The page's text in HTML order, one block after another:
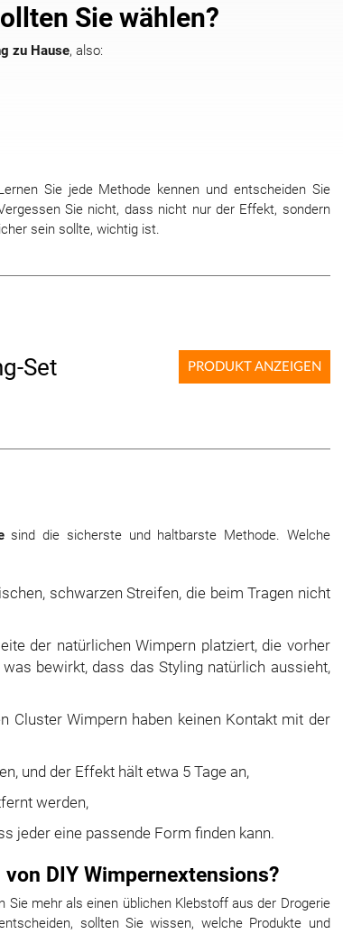
Sie wählen?
zu Hause, also:
Sie jede Methode kennen und entscheiden Sie
Sie nicht, dass nicht nur der Effekt, sondern
sein sollte, wichtig ist.
Set
PRODUKT ANZEIGEN
sind die sicherste und haltbarste Methode. Welche
schwarzen Streifen, die beim Tragen nicht
der natürlichen Wimpern platziert, die vorher
bewirkt, dass das Styling natürlich aussieht,
Cluster Wimpern haben keinen Kontakt mit der
und der Effekt hält etwa 5 Tage an,
werden,
jeder eine passende Form finden kann.
DIY Wimpernextensions?
Sie mehr als einen üblichen Klebstoff aus der Drogerie
sollten Sie wissen, welche Produkte und